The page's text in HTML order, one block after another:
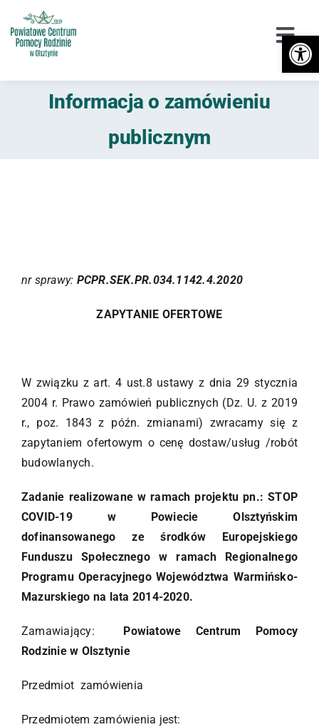
do
zawartości
Orzekanie o Niepełnosprawności
Niepełnosprawność
Przeciwdziałanie przemocy
Informacja o zamówieniu
publicznym
nr sprawy: PCPR.SEK.PR.034.1142.4.2020
ZAPYTANIE OFERTOWE
W związku z art. 4 ust.8 ustawy z dnia 29 stycznia
2004 r. Prawo zamówień publicznych (Dz. U. z 2019
r., poz. 1843 z późn. zmianami) zwracamy się z
zapytaniem ofertowym o cenę dostaw/usług /robót
budowlanych.
Zadanie realizowane w ramach projektu pn.: STOP
COVID-19 w Powiecie Olsztyńskim
dofinansowanego ze środków Europejskiego
Funduszu Społecznego w ramach Regionalnego
Programu Operacyjnego Województwa Warmińsko-
Mazurskiego na lata 2014-2020.
Zamawiający: Powiatowe Centrum Pomocy
Rodzinie w Olsztynie
Przedmiot zamówienia
Przedmiotem zamówienia jest: